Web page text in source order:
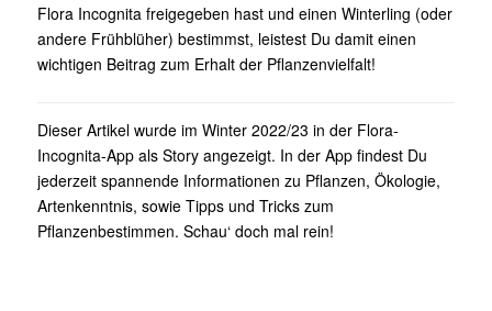
Flora Incognita freigegeben hast und einen Winterling (oder
andere Frühblüher) bestimmst, leistest Du damit einen
wichtigen Beitrag zum Erhalt der Pflanzenvielfalt!
Dieser Artikel wurde im Winter 2022/23 in der Flora-
Incognita-App als Story angezeigt. In der App findest Du
jederzeit spannende Informationen zu Pflanzen, Ökologie,
Artenkenntnis, sowie Tipps und Tricks zum
Pflanzenbestimmen. Schau‘ doch mal rein!